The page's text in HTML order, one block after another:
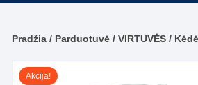
Pradžia / Parduotuvė /VIRTUVĖS /
Akcija!